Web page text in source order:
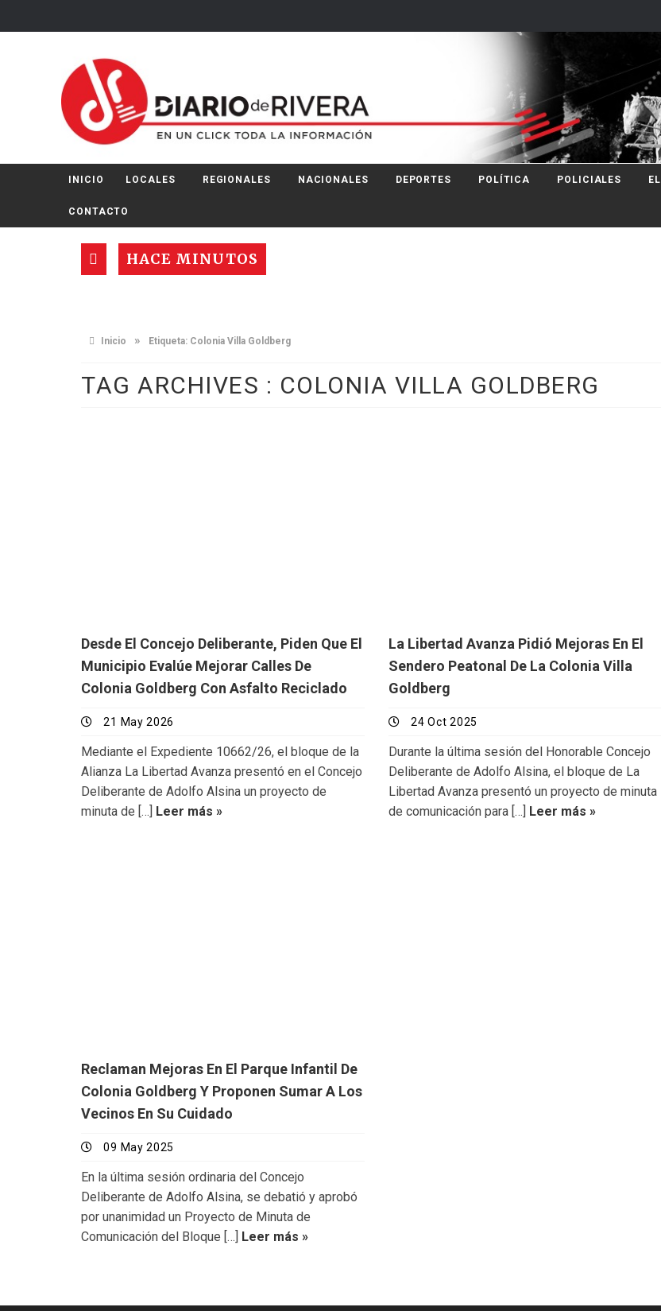
INICIO LOCALES REGIONALES NACIONALES DEPORTES POLÍTICA POLICIALES
CONTACTO
HACE MINUTOS
Inicio » Etiqueta: Colonia Villa Goldberg
TAG ARCHIVES : COLONIA VILLA GOLDBERG
Desde El Concejo Deliberante, Piden Que El
Municipio Evalúe Mejorar Calles De
Colonia Goldberg Con Asfalto Reciclado
21 May 2026
Mediante el Expediente 10662/26, el bloque de la
Alianza La Libertad Avanza presentó en el Concejo
Deliberante de Adolfo Alsina un proyecto de
minuta de […]
Leer más »
La Libertad Avanza Pidió Mejoras En El
Sendero Peatonal De La Colonia Villa
Goldberg
24 Oct 2025
Durante la última sesión del Honorable Concejo
Deliberante de Adolfo Alsina, el bloque de La
Libertad Avanza presentó un proyecto de minuta
de comunicación para […]
Leer más »
Reclaman Mejoras En El Parque Infantil De
Colonia Goldberg Y Proponen Sumar A Los
Vecinos En Su Cuidado
09 May 2025
En la última sesión ordinaria del Concejo
Deliberante de Adolfo Alsina, se debatió y aprobó
por unanimidad un Proyecto de Minuta de
Comunicación del Bloque […]
Leer más »